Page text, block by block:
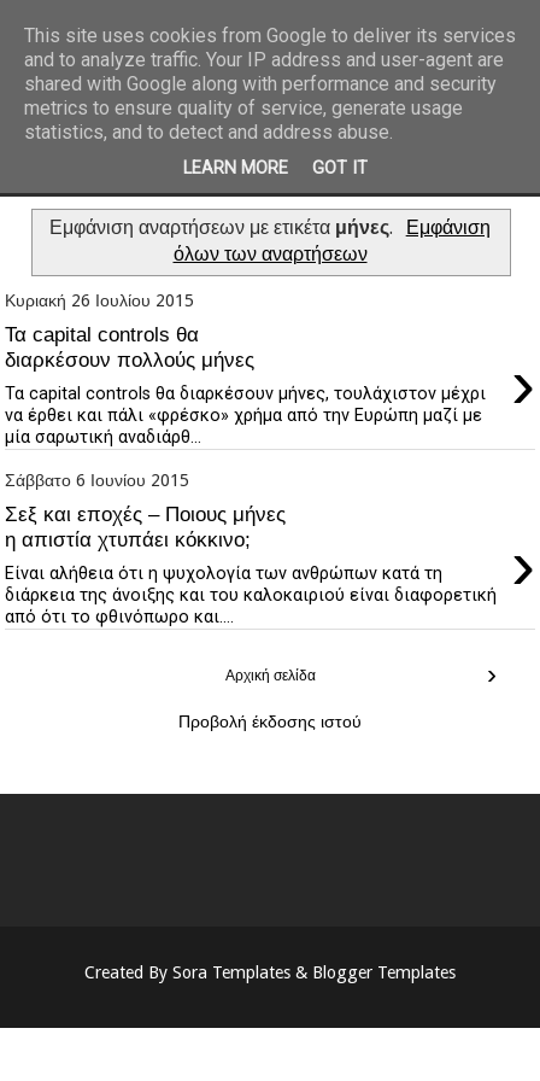
REPORTAZ NET
Εμφάνιση αναρτήσεων με ετικέτα μήνες.
Εμφάνιση
όλων των αναρτήσεων
Κυριακή 26 Ιουλίου 2015
Τα capital controls θα
διαρκέσουν πολλούς μήνες
›
Τα capital controls θα διαρκέσουν μήνες, τουλάχιστον μέχρι
να έρθει και πάλι «φρέσκο» χρήμα από την Ευρώπη μαζί με
μία σαρωτική αναδιάρθ...
Σάββατο 6 Ιουνίου 2015
Σεξ και εποχές – Ποιους μήνες
η απιστία χτυπάει κόκκινο;
›
Είναι αλήθεια ότι η ψυχολογία των ανθρώπων κατά τη
διάρκεια της άνοιξης και του καλοκαιριού είναι διαφορετική
από ότι το φθινόπωρο και....
›
Αρχική σελίδα
Προβολή έκδοσης ιστού
Created By Sora Templates & Blogger Templates
This site uses cookies from Google to deliver its services
and to analyze traffic. Your IP address and user-agent are
shared with Google along with performance and security
metrics to ensure quality of service, generate usage
statistics, and to detect and address abuse.
LEARN MORE GOT IT